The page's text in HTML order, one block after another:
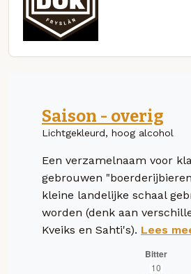
Saison - overig
Lichtgekleurd, hoog alcohol
Een verzamelnaam voor
gebrouwen
kleine landelijke schaal
worden (denk aan
Kveiks en Sahti's). Lees